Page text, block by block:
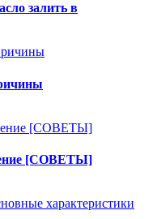
залить в
[СОВЕТЫ]